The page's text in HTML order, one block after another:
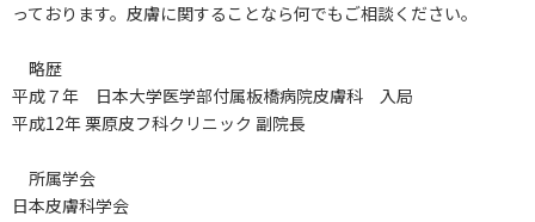
っております。皮膚に関することなら何でもご相談ください。
略歴
平成７年 日本大学医学部付属板橋病院皮膚科 入局
平成12年 栗原皮フ科クリニック 副院長
所属学会
日本皮膚科学会